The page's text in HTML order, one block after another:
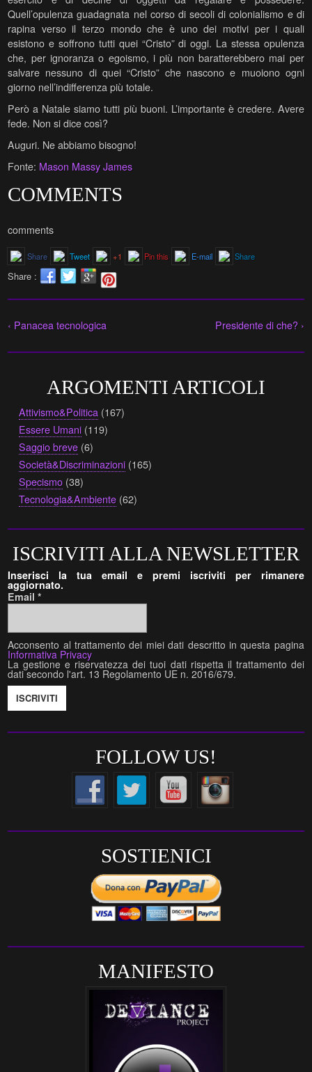
Quell’opulenza guadagnata nel corso di secoli di colonialismo e di
rapina verso il terzo mondo che è uno dei motivi per i quali
esistono e soffrono tutti quei “Cristo” di oggi. La stessa opulenza
che, per ignoranza o egoismo, i più non baratterebbero mai per
salvare nessuno di quei “Cristo” che nascono e muoiono ogni
giorno nell’indifferenza più totale.
Però a Natale siamo tutti più buoni. L’importante è credere. Avere
fede. Non si dice così?
Auguri. Ne abbiamo bisogno!
Fonte: Mason Massy James
COMMENTS
comments
Share Tweet +1 Pin this E-mail Share
Share :
‹ Panacea tecnologica Presidente di che? ›
ARGOMENTI ARTICOLI
Attivismo&Politica (167)
Essere Umani (119)
Saggio breve (6)
Società&Discriminazioni (165)
Specismo (38)
Tecnologia&Ambiente (62)
ISCRIVITI ALLA NEWSLETTER
Inserisci la tua email e premi iscriviti per rimanere
aggiornato.
Email*
Acconsento al trattamento dei miei dati descritto in questa pagina
Informativa Privacy
La gestione e riservatezza dei tuoi dati rispetta il trattamento dei
dati secondo l'art. 13 Regolamento UE n. 2016/679.
FOLLOW US!
SOSTIENICI
MANIFESTO